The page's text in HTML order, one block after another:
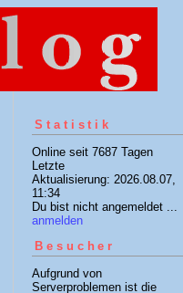
Statistik
Online seit 7687 Tagen
Letzte
Aktualisierung: 2026.08.07,
11:34
Du bist nicht angemeldet ...
anmelden
Besucher
Aufgrund von
Serverproblemen ist die